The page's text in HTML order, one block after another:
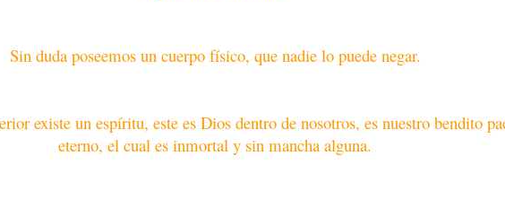
Sin duda poseemos un cuerpo físico, que nadie lo puede negar.
existe un espíritu, este es Dios dentro de nosotros, es nuestro bendito
eterno, el cual es inmortal y sin mancha alguna.